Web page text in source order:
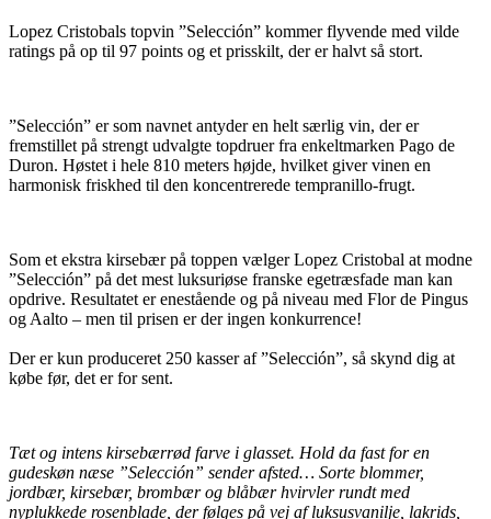
Lopez Cristobals topvin ”Selección” kommer flyvende med vilde
ratings på op til 97 points og et prisskilt, der er halvt så stort.
”Selección” er som navnet antyder en helt særlig vin, der er
fremstillet på strengt udvalgte topdruer fra enkeltmarken Pago de
Duron. Høstet i hele 810 meters højde, hvilket giver vinen en
harmonisk friskhed til den koncentrerede tempranillo-frugt.
Som et ekstra kirsebær på toppen vælger Lopez Cristobal at modne
”Selección” på det mest luksuriøse franske egetræsfade man kan
opdrive. Resultatet er enestående og på niveau med Flor de Pingus
og Aalto – men til prisen er der ingen konkurrence!
Der er kun produceret 250 kasser af ”Selección”, så skynd dig at
købe før, det er for sent.
Tæt og intens kirsebærrød farve i glasset. Hold da fast for en
gudeskøn næse ”Selección” sender afsted… Sorte blommer,
jordbær, kirsebær, brombær og blåbær hvirvler rundt med
nyplukkede rosenblade, der følges på vej af luksusvanilje, lakrids,